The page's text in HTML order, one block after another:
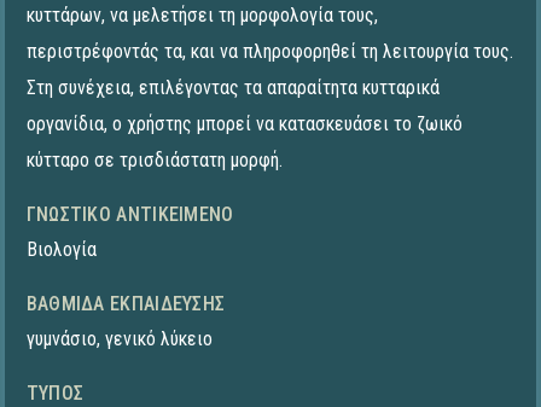
κυττάρων, να μελετήσει τη μορφολογία τους,
περιστρέφοντάς τα, και να πληροφορηθεί τη λειτουργία τους.
Στη συνέχεια, επιλέγοντας τα απαραίτητα κυτταρικά
οργανίδια, ο χρήστης μπορεί να κατασκευάσει το ζωικό
κύτταρο σε τρισδιάστατη μορφή.
ΓΝΩΣΤΙΚΌ ΑΝΤΙΚΕΊΜΕΝΟ
Βιολογία
ΒΑΘΜΊΔΑ ΕΚΠΑΊΔΕΥΣΗΣ
γυμνάσιο, γενικό λύκειο
ΤΎΠΟΣ